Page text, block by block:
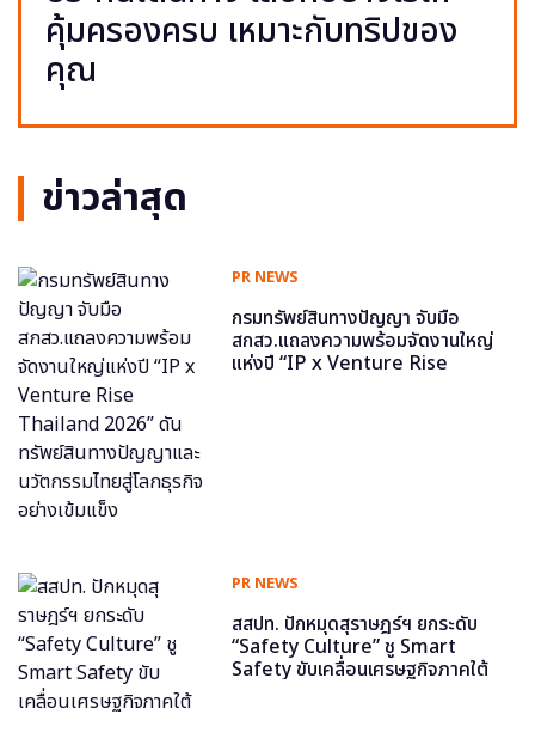
คุ้มครองครบ เหมาะกับทริปของ
คุณ
ข่าวล่าสุด
PR NEWS
กรมทรัพย์สินทางปัญญา จับมือ
สกสว.แถลงความพร้อมจัดงานใหญ่
แห่งปี “IP x Venture Rise
PR NEWS
สสปท. ปักหมุดสุราษฎร์ฯ ยกระดับ
“Safety Culture” ชู Smart
Safety ขับเคลื่อนเศรษฐกิจภาคใต้